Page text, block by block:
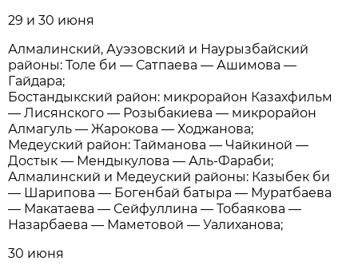
29 и 30 июня
Алмалинский, Ауэзовский и Наурызбайский
районы: Толе би — Сатпаева — Ашимова —
Гайдара;
Бостандыкский район: микрорайон Казахфильм
— Лисянского — Розыбакиева — микрорайон
Алмагуль — Жарокова — Ходжанова;
Медеуский район: Тайманова — Чайкиной —
Достык — Мендыкулова — Аль-Фараби;
Алмалинский и Медеуский районы: Казыбек би
— Шарипова — Богенбай батыра — Муратбаева
— Макатаева — Сейфуллина — Тобаякова —
Назарбаева — Маметовой — Уалиханова;
30 июня